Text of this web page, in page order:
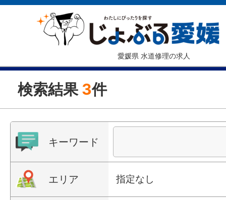
愛媛県 水道修理の求人
検索結果 3件
キーワード
エリア 指定なし